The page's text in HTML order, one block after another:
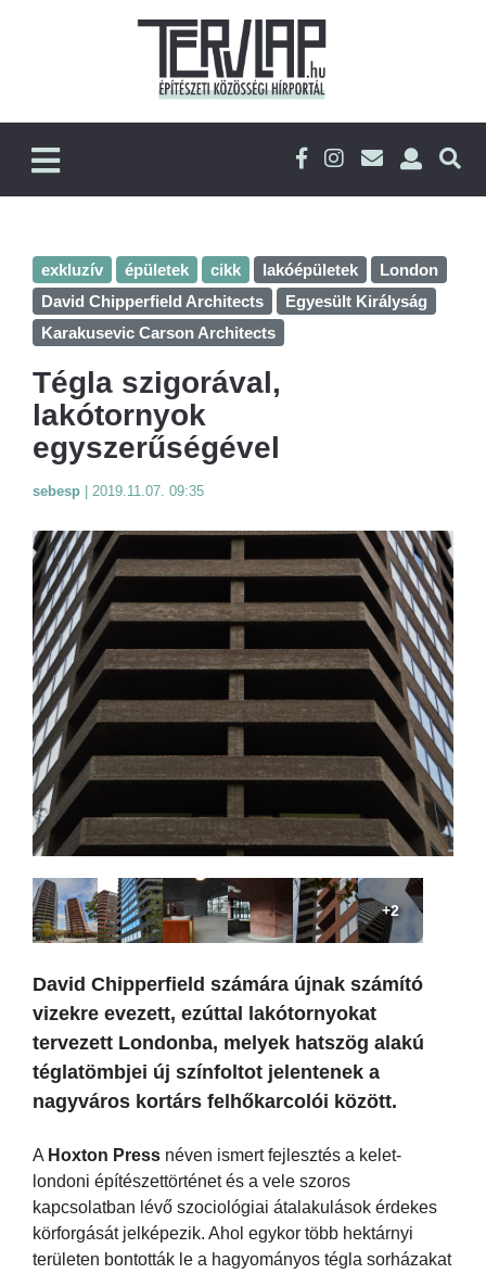
exkluzív épületek cikk lakóépületek
London
David Chipperfield Architects
Egyesült Királyság
Karakusevic Carson Architects
Tégla szigorával,
lakótornyok
egyszerűségével
sebesp 2019.11.07. 09:35
+2
David Chipperfield számára újnak számító
vizekre evezett, ezúttal lakótornyokat
tervezett Londonba, melyek hatszög alakú
téglatömbjei új színfoltot jelentenek a
nagyváros kortárs felhőkarcolói között.
A Hoxton Press néven ismert fejlesztés a kelet-
londoni építészettörténet és a vele szoros
kapcsolatban lévő szociológiai átalakulások érdekes
körforgását jelképezik. Ahol egykor több hektárnyi
területen bontották le a hagyományos tégla sorházakat